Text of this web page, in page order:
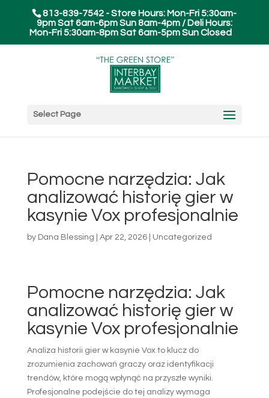
813-839-7542 - Store Hours: Mon-Fri 5:30am-
9pm Sat 6am-6pm Sun 8am-4pm / Deli Hours:
Mon-Fri 5:30am-8pm Sat 6am-5pm Sun Closed
Select Page
Pomocne narzędzia: Jak
analizować historię gier w
kasynie Vox profesjonalnie
by Dana Blessing Apr 22, 2026| Uncategorized
Pomocne narzędzia: Jak
analizować historię gier w
kasynie Vox profesjonalnie
Analiza historii gier w kasynie Vox to klucz do
zrozumienia zachowań graczy oraz identyfikacji
trendów, które mogą wpłynąć na przyszłe wyniki.
Profesjonalne podejście do tej analizy wymaga